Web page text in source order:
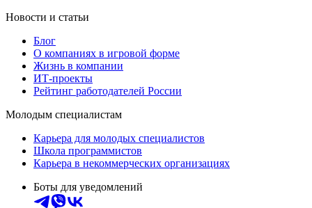
Новости и статьи
Блог
О компаниях в игровой форме
Жизнь в компании
ИТ-проекты
Рейтинг работодателей России
Молодым специалистам
Карьера для молодых специалистов
Школа программистов
Карьера в некоммерческих организациях
Боты для уведомлений